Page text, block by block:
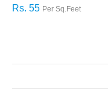
Rs. 55 Per Sq.Feet